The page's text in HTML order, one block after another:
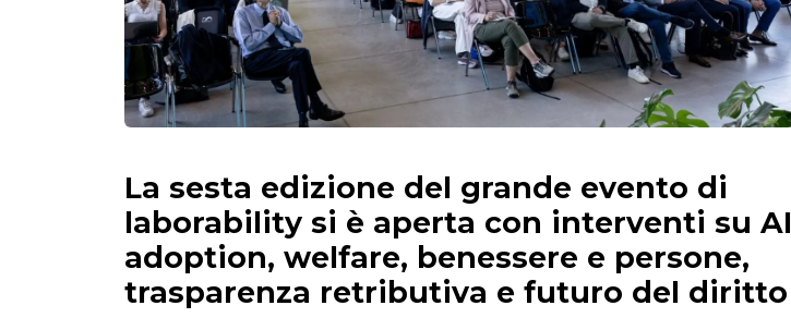
La sesta edizione del grande evento di
laborability si è aperta con interventi su AI
adoption, welfare, benessere e persone,
trasparenza retributiva e futuro del diritto